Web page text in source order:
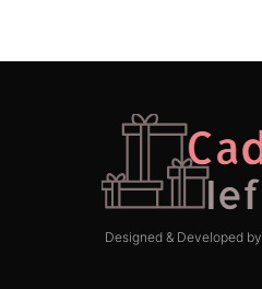
Designed & Developed by